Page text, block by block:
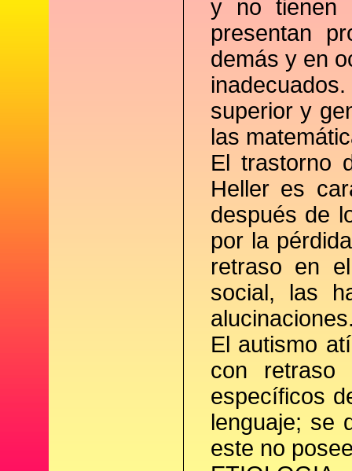
y no tienen
presentan
demás y en
superior y
las
El trastorno
Heller es
después de
por la
retraso en
social, las
El autismo
con retraso
específicos
lenguaje; se
este no